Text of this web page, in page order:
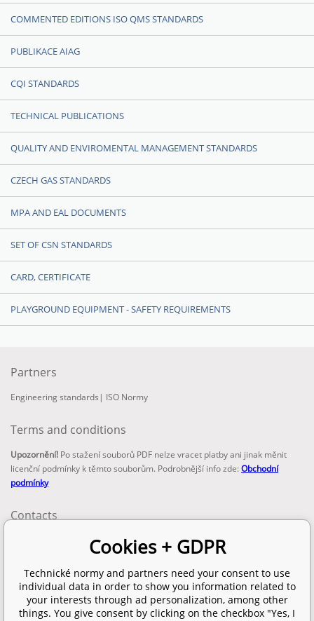
COMMENTED EDITIONS ISO QMS STANDARDS
PUBLIKACE AIAG
CQI STANDARDS
TECHNICAL PUBLICATIONS
QUALITY AND ENVIROMENTAL MANAGEMENT STANDARDS
CZECH GAS STANDARDS
MPA AND EAL DOCUMENTS
SET OF CSN STANDARDS
CARD, CERTIFICATE
PLAYGROUND EQUIPMENT - SAFETY REQUIREMENTS
Partners
Engineering standards | ISO Normy
Terms and conditions
Upozornění! Po stažení souborů PDF nelze vracet platby ani jinak měnit
licenční podmínky k těmto souborům. Podrobnější info zde:Obchodní
podmínky
Contacts
info@technickenormy.cz
obchod@technickenormy.cz
Telefon:
+420 377 387 684
Cookies + GDPR
Technické normy and partners need your consent to use
individual data in order to show you information related to
your interests through ad personalization, among other
things. You give consent by clicking on the checkbox "Yes, I